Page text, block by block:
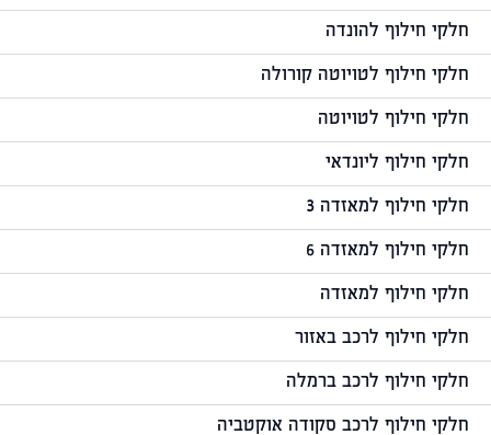
חלקי חילוף להונדה
חלקי חילוף לטויוטה קורולה
חלקי חילוף לטויוטה
חלקי חילוף ליונדאי
חלקי חילוף למאזדה 3
חלקי חילוף למאזדה 6
חלקי חילוף למאזדה
חלקי חילוף לרכב באזור
חלקי חילוף לרכב ברמלה
חלקי חילוף לרכב סקודה אוקטביה